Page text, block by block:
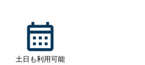
土日も利用可能